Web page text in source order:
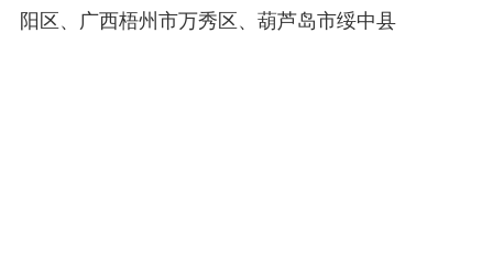
阳区、广西梧州市万秀区、葫芦岛市绥中县